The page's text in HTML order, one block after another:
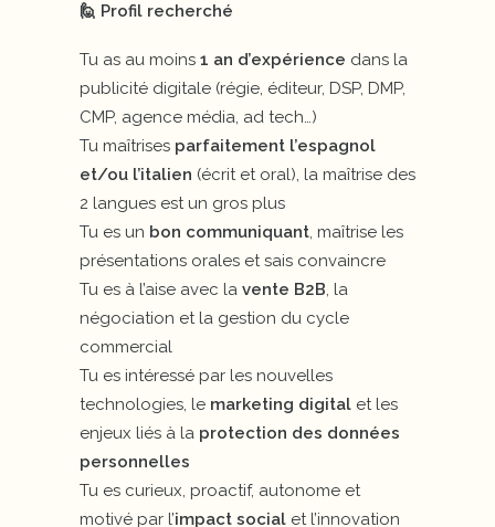
🙋 Profil recherché
Tu as au moins 1 an d’expérience dans la
publicité digitale (régie, éditeur, DSP, DMP,
CMP, agence média, ad tech…)
Tu maîtrises parfaitement l’espagnol
et/ou l’italien (écrit et oral), la maîtrise des
2 langues est un gros plus
Tu es un bon communiquant, maîtrise les
présentations orales et sais convaincre
Tu es à l’aise avec la vente B2B, la
négociation et la gestion du cycle
commercial
Tu es intéressé par les nouvelles
technologies, le marketing digital et les
enjeux liés à la protection des données
personnelles
Tu es curieux, proactif, autonome et
motivé par l’impact social et l’innovation